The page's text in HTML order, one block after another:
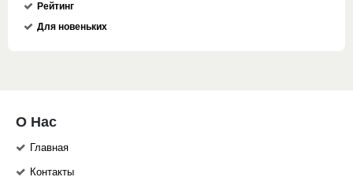
Рейтинг
Для новеньких
О Нас
Главная
Контакты